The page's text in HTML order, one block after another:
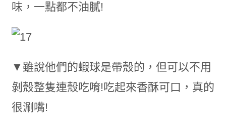
味，一點都不油膩!
▼雖說他們的蝦球是帶殼的，但可以不用
剝殼整隻連殼吃唷!吃起來香酥可口，真的
很涮嘴!